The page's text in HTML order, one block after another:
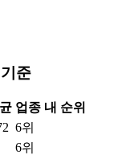
준
업종 내 순위
6위
6위